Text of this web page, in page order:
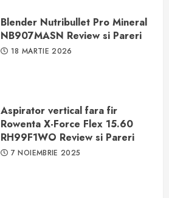
Blender Nutribullet Pro Mineral
NB907MASN Review si Pareri
18 MARTIE 2026
Aspirator vertical fara fir
Rowenta X-Force Flex 15.60
RH99F1WO Review si Pareri
7 NOIEMBRIE 2025